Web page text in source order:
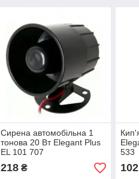
Сирена автомобільна 1
тонова 20 Вт Elegant Plus
EL 101 707
218₴
533
102